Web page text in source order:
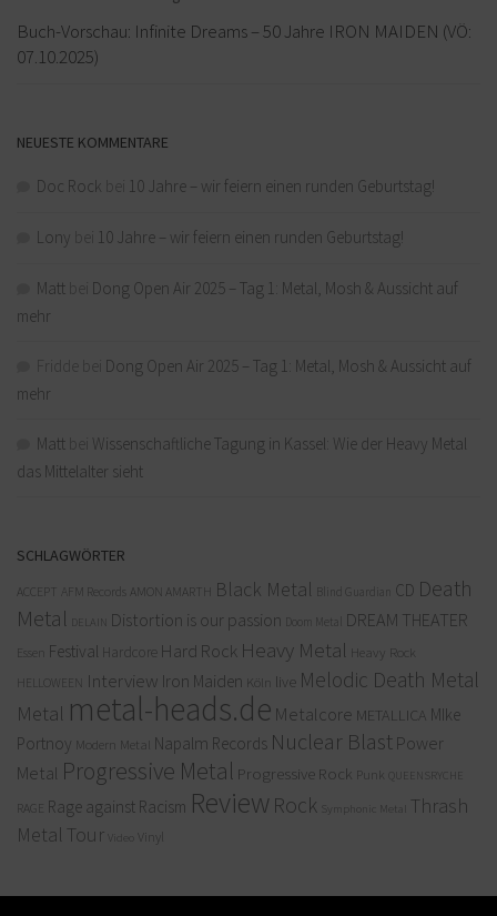
Buch-Vorschau: Infinite Dreams – 50 Jahre IRON MAIDEN (VÖ:
07.10.2025)
NEUESTE KOMMENTARE
Doc Rock 10 Jahre – wir feiern einen runden Geburtstag!
Lony 10 Jahre – wir feiern einen runden Geburtstag!
Matt
Dong Open Air 2025 – Tag 1: Metal, Mosh & Aussicht auf
mehr
Dong Open Air 2025 – Tag 1: Metal, Mosh & Aussicht auf
mehr
Matt
Wissenschaftliche Tagung in Kassel: Wie der Heavy Metal
das Mittelalter sieht
SCHLAGWÖRTER
ACCEPT AFM Records AMON AMARTH Black Metal Blind Guardian CD Death
Metal
DELAIN Distortion is our passion Doom Metal DREAM THEATER
Essen Festival Hardcore Hard Rock Heavy Metal Heavy Rock
HELLOWEEN Interview Iron Maiden Köln live Melodic Death Metal
Metal metal-heads.de Metalcore METALLICA MIke
Portnoy Modern Metal Napalm Records Nuclear Blast Power
Metal Progressive Metal Progressive Rock Punk QUEENSRYCHE
RAGE Rage against Racism Review Rock Symphonic Metal
Thrash
Metal Tour Video Vinyl